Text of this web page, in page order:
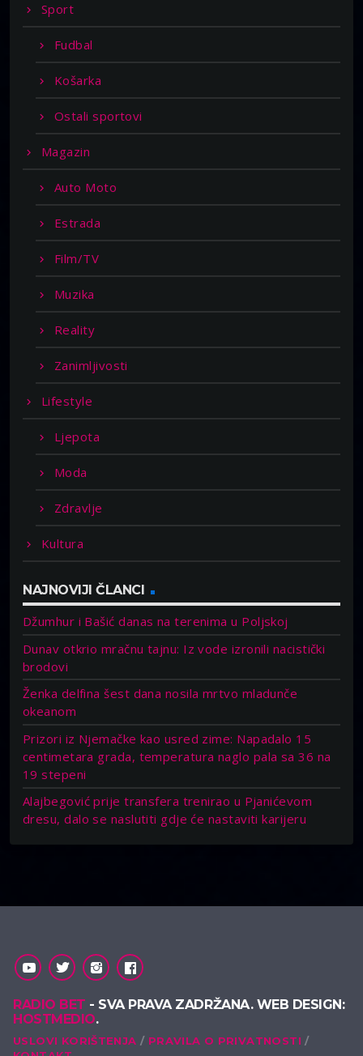
Sport
Fudbal
Košarka
Ostali sportovi
Magazin
Auto Moto
Estrada
Film/TV
Muzika
Reality
Zanimljivosti
Lifestyle
Ljepota
Moda
Zdravlje
Kultura
NAJNOVIJI ČLANCI
Džumhur i Bašić danas na terenima u Poljskoj
Dunav otkrio mračnu tajnu: Iz vode izronili nacistički
brodovi
Ženka delfina šest dana nosila mrtvo mladunče
okeanom
Prizori iz Njemačke kao usred zime: Napadalo 15
centimetara grada, temperatura naglo pala sa 36 na
19 stepeni
Alajbegović prije transfera trenirao u Pjanićevom
dresu, dalo se naslutiti gdje će nastaviti karijeru
RADIO BET - SVA PRAVA ZADRŽANA. WEB DESIGN:
HOSTMEDIO.
USLOVI KORIŠTENJA
PRAVILA O PRIVATNOSTI